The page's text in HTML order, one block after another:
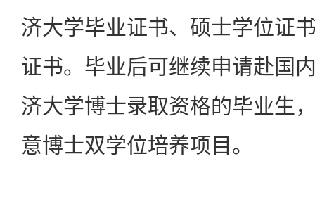
济大学毕业证书、硕士学位证
证书。毕业后可继续申请赴国
济大学博士录取资格的毕业生
意博士双学位培养项目。